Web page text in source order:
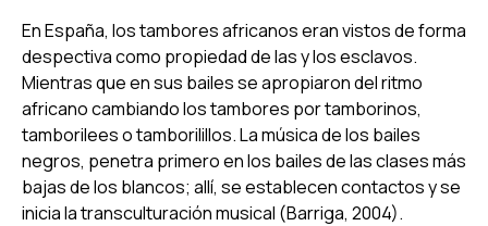
En España, los tambores africanos eran vistos de forma
despectiva como propiedad de las y los esclavos.
Mientras que en sus bailes se apropiaron del ritmo
africano cambiando los tambores por tamborinos,
tamborilees o tamborilillos. La música de los bailes
negros, penetra primero en los bailes de las clases más
bajas de los blancos; allí, se establecen contactos y se
inicia la transculturación musical (Barriga, 2004).